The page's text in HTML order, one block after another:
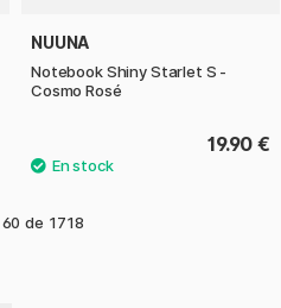
NUUNA
Notebook Shiny Starlet S -
Cosmo Rosé
19.90 €
60 de 1718